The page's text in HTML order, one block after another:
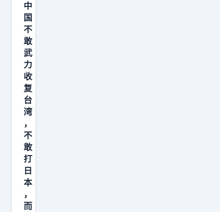
战
，
千
万
不
能
出
现
盲
目
自
信
的
错
中
国
不
敢
武
力
收
复
台
湾
，
不
敢
打
日
本
，
而